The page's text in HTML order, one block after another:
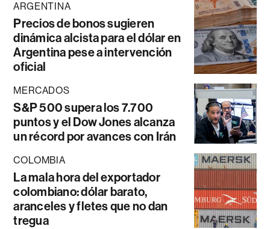
ARGENTINA
Precios de bonos sugieren
dinámica alcista para el dólar en
Argentina pese a intervención
oficial
MERCADOS
S&P 500 supera los 7.700
puntos y el Dow Jones alcanza
un récord por avances con Irán
COLOMBIA
La mala hora del exportador
colombiano: dólar barato,
aranceles y fletes que no dan
tregua